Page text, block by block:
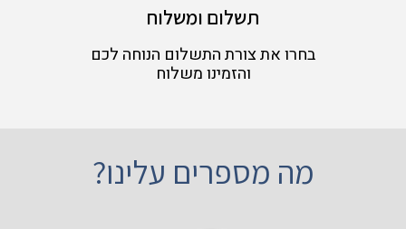
תשלום ומשלוח
בחרו את צורת התשלום הנוחה לכם
והזמינו משלוח
מה מספרים עלינו?